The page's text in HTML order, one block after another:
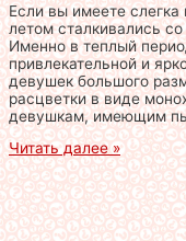
Если вы имеете слегка
летом сталкивались
Именно в теплый
привлекательной и
девушек большого
расцветки в виде
девушкам, имеющим
Читать далее »